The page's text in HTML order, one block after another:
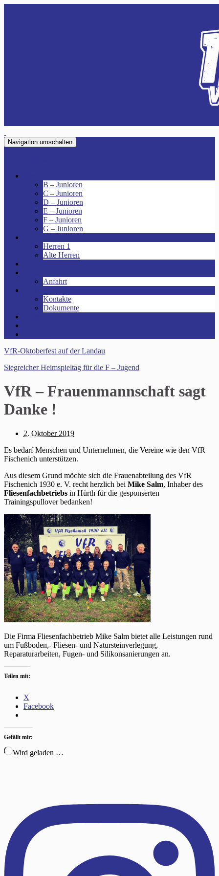
Navigation umschalten
B – Junioren
C – Junioren
D – Junioren
E – Junioren
F – Junioren
G – Junioren
Herren 1
Alte Herren
Anfahrt
Kontakte
Dokumente
VfR-Oktoberfest auf der Landau
Siegreicher Heimspieltag für die F – Jugend
VfR – Frauenmannschaft sagt
Danke !
2. Oktober 2019
Es bedarf Menschen und Unternehmen, die Vereine wie den VfR
Fischenich unterstützen.
Aus diesem Grund möchte sich die Frauenabteilung des VfR
Fischenich 1930 e. V. recht herzlich bei Mike Salm, Inhaber des
Fliesenfachbetriebs in Hürth für die gesponserten
Trainingspullover bedanken!
Die Firma Fliesenfachbetrieb Mike Salm bietet alle Leistungen rund
um Fußboden,- Fliesen- und Natursteinverlegung,
Reparaturarbeiten, Fugen- und Silikonsanierungen an.
Teilen mit:
X
Facebook
Gefällt mir:
Wird geladen …